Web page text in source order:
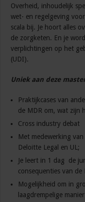
Overheid, inhoudelijk
wet- en regelgeving
scala bij. Je hoort alles
de zorgketen. En je
verplichtingen op het
(UDI).
Uniek aan deze
Praktijkcases van
de MDR om, wat zijn
Cross industry debat
Met medewerking
Deloitte Legal en UL;
Je leert in 1 dag de
consequenties van de
Mogelijkheid om in
laagdrempelige